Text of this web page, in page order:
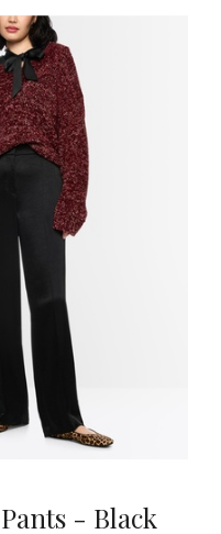
- Black